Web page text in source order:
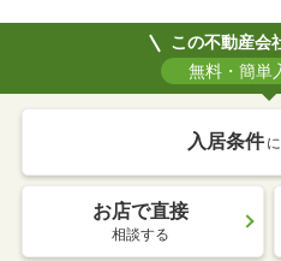
この不動産会
無料・簡単
入居条件
お店で直接
相談する